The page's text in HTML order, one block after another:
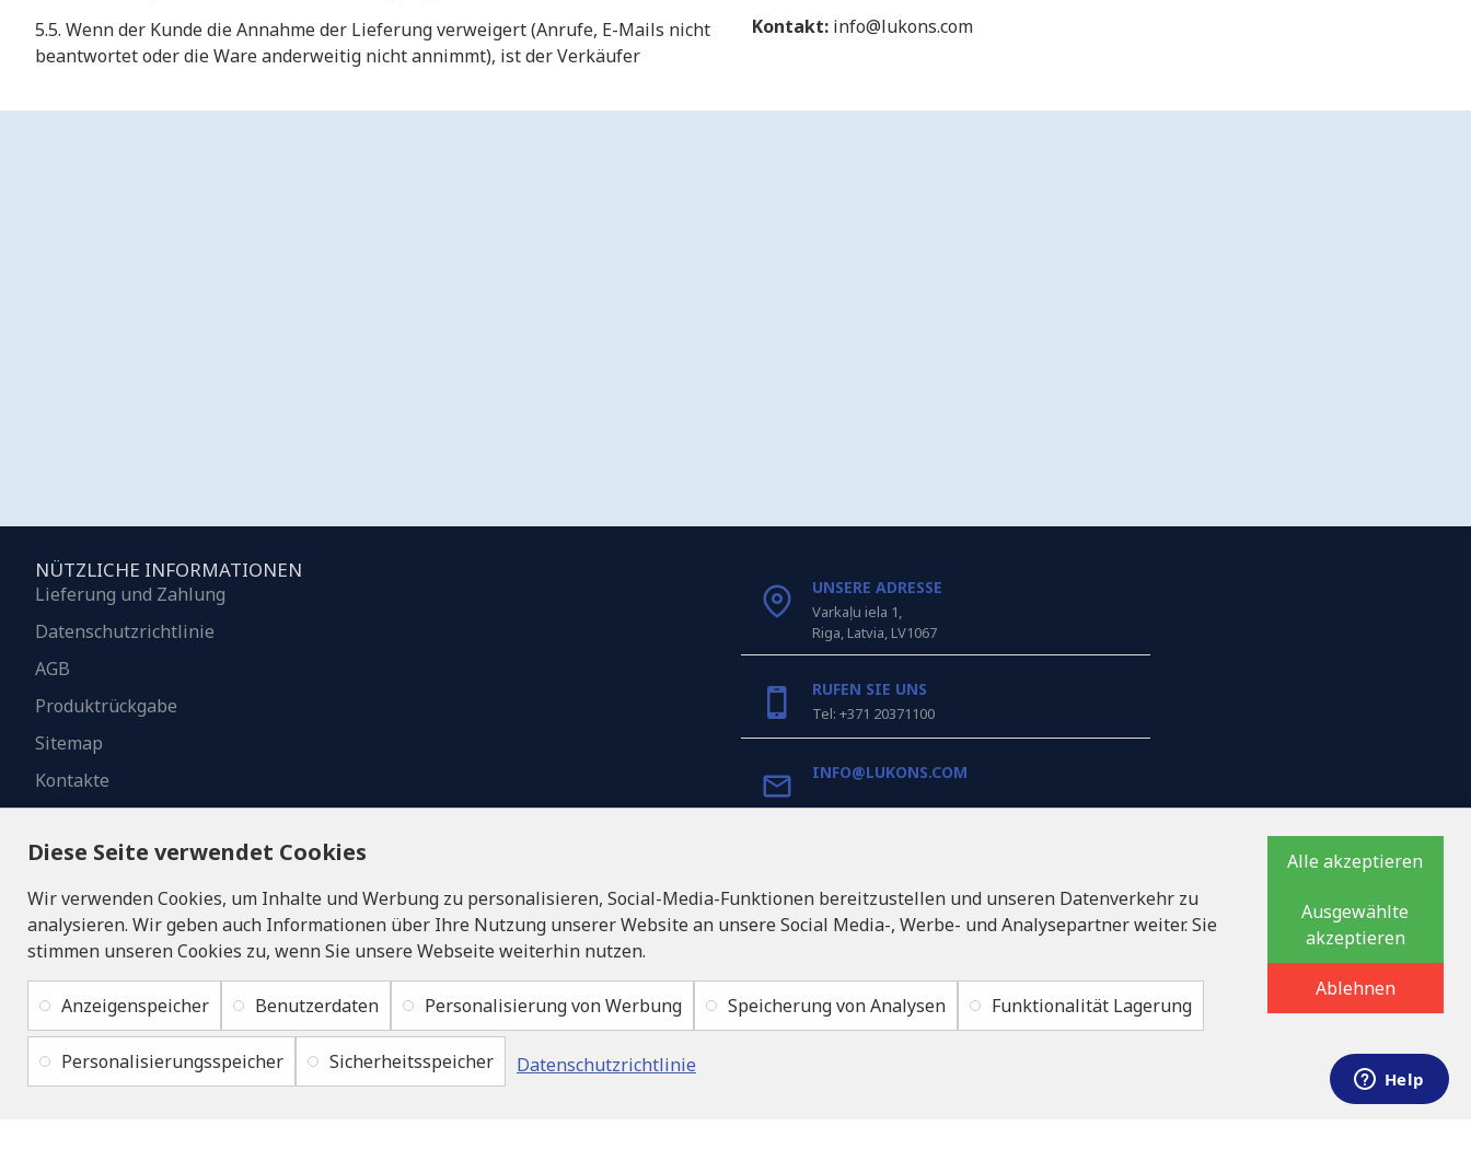
​5.5. Wenn der Kunde die Annahme der Lieferung verweigert (Anrufe, E-Mails nicht
beantwortet oder die Ware anderweitig nicht annimmt), ist der Verkäufer
Kontakt: info@lukons.com
NÜTZLICHE INFORMATIONEN
Lieferung und Zahlung
Datenschutzrichtlinie
AGB
Produktrückgabe
Sitemap
Kontakte
UNSERE ADRESSE
Varkaļu iela 1,
Riga, Latvia, LV1067
RUFEN SIE UNS
Tel: +371 20371100
INFO@LUKONS.COM
Reg. Nr. 40103717618
Umsatzsteuer-Identifikationsnummer
1046
Copyright © 2019 - 2026, lukons.com, Alle Rechte vorbehalten
Diese Seite verwendet Cookies
Wir verwenden Cookies, um Inhalte und Werbung zu personalisieren, Social-Media-Funktionen bereitzustellen und unseren Datenverkehr zu
analysieren. Wir geben auch Informationen über Ihre Nutzung unserer Website an unsere Social Media-, Werbe- und Analysepartner weiter. Sie
stimmen unseren Cookies zu, wenn Sie unsere Webseite weiterhin nutzen.
Anzeigenspeicher Benutzerdaten Personalisierung von Werbung Speicherung von Analysen Funktionalität Lagerung
Personalisierungsspeicher Sicherheitsspeicher Datenschutzrichtlinie
Alle akzeptieren
Ausgewählte
akzeptieren
Ablehnen